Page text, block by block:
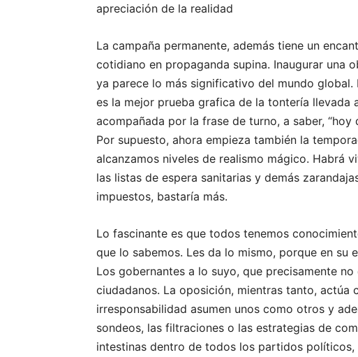
apreciación de la realidad
La campaña permanente, además tiene un
cotidiano en propaganda supina. Inaugurar una
ya parece lo más significativo del mundo
es la mejor prueba grafica de la tontería llevada
acompañada por la frase de turno, a saber,
Por supuesto, ahora empieza también la
alcanzamos niveles de realismo mágico. Habrá
las listas de espera sanitarias y demás
impuestos, bastaría más.
Lo fascinante es que todos tenemos
que lo sabemos. Les da lo mismo, porque en su
Los gobernantes a lo suyo, que precisamente
ciudadanos. La oposición, mientras tanto, actúa
irresponsabilidad asumen unos como otros y
sondeos, las filtraciones o las estrategias de
intestinas dentro de todos los partidos políticos,